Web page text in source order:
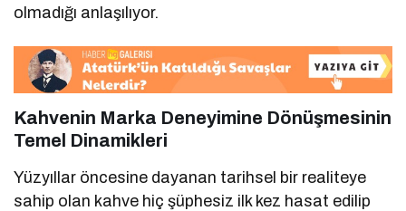
olmadığı anlaşılıyor.
Kahvenin Marka Deneyimine Dönüşmesinin
Temel Dinamikleri
Yüzyıllar öncesine dayanan tarihsel bir realiteye
sahip olan kahve hiç şüphesiz ilk kez hasat edilip